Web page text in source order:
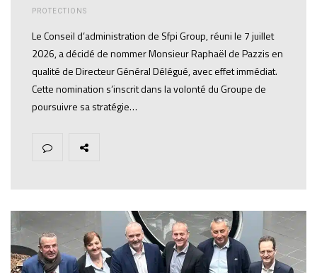
PROTECTIONS
Le Conseil d’administration de Sfpi Group, réuni le 7 juillet
2026, a décidé de nommer Monsieur Raphaël de Pazzis en
qualité de Directeur Général Délégué, avec effet immédiat.
Cette nomination s’inscrit dans la volonté du Groupe de
poursuivre sa stratégie…